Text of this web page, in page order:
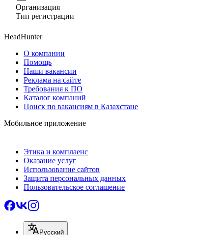
Организация
Тип регистрации
HeadHunter
О компании
Помощь
Наши вакансии
Реклама на сайте
Требования к ПО
Каталог компаний
Поиск по вакансиям в Казахстане
Мобильное приложение
Этика и комплаенс
Оказание услуг
Использование сайтов
Защита персональных данных
Пользовательское соглашение
Русский